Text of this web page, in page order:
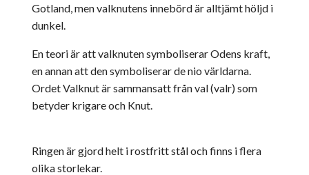
Gotland, men valknutens innebörd är alltjämt höljd i
dunkel.
En teori är att valknuten symboliserar Odens kraft,
en annan att den symboliserar de nio världarna.
Ordet Valknut är sammansatt från val (valr) som
betyder krigare och Knut.
Ringen är gjord helt i rostfritt stål och finns i flera
olika storlekar.